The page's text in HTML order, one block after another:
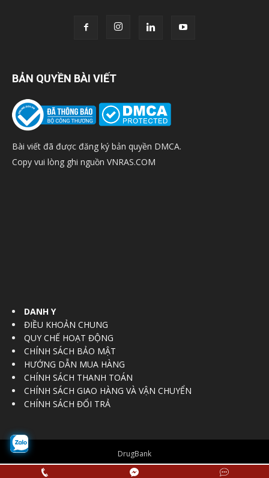
BẢN QUYỀN BÀI VIẾT
Bài viết đã được đăng ký bản quyền DMCA.
Copy vui lòng ghi nguồn VNRAS.COM
DANH Y
ĐIỀU KHOẢN CHUNG
QUY CHẾ HOẠT ĐỘNG
CHÍNH SÁCH BẢO MẬT
HƯỚNG DẪN MUA HÀNG
CHÍNH SÁCH THANH TOÁN
CHÍNH SÁCH GIAO HÀNG VÀ VẬN CHUYỂN
CHÍNH SÁCH ĐỔI TRẢ
DrugBank
© Copyright 2016 - 2017 Vietnam Regulatory Affairs Society